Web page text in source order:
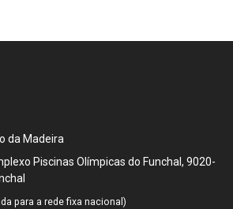
da Madeira
Piscinas Olímpicas do Funchal, 9020-
para a rede fixa nacional)